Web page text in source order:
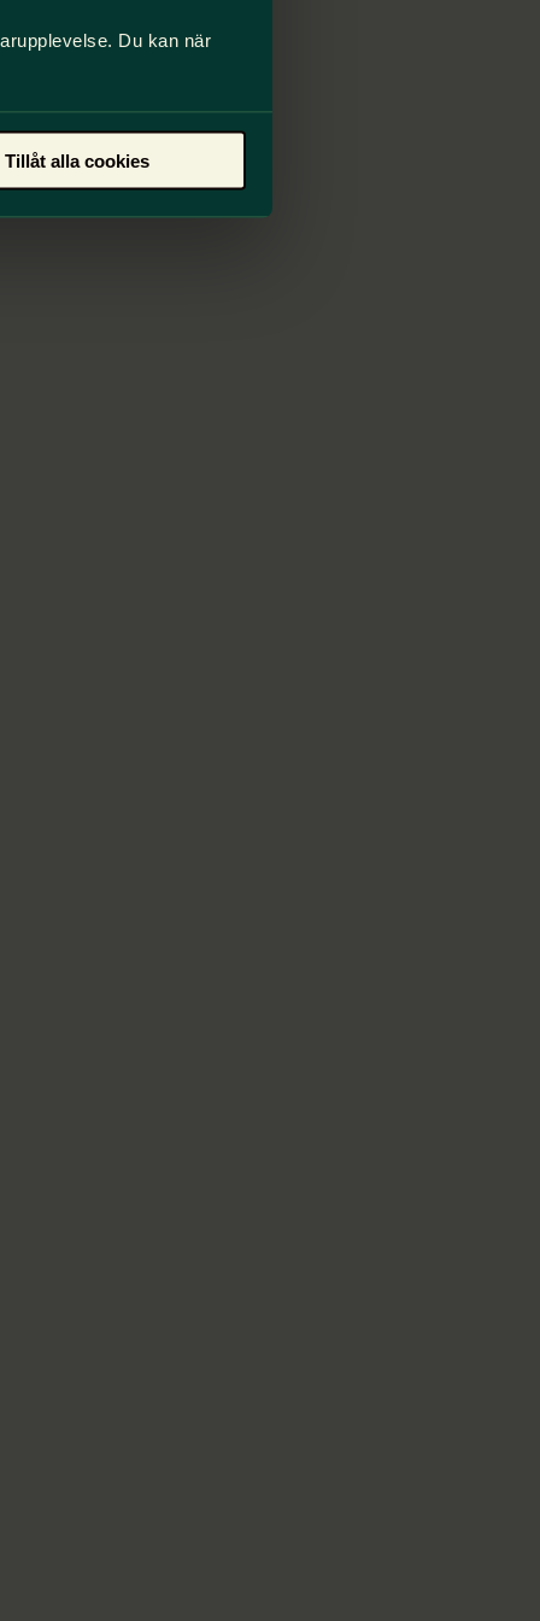
Du kan när
Tillåt alla cookies